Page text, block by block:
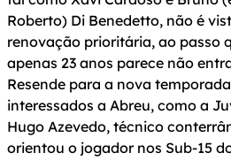
Roberto) Di Benedetto, não é
renovação prioritária, ao passo
apenas 23 anos parece não
Resende para a nova
interessados a Abreu, como a
Hugo Azevedo, técnico
orientou o jogador nos Sub-15